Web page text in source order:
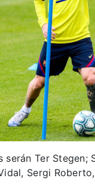
Ter Stegen;
Sergi